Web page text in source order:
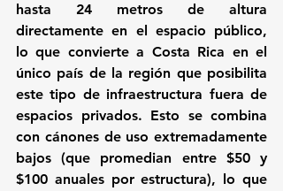
hasta 24 metros de altura
directamente en el espacio público,
lo que convierte a Costa Rica en el
único país de la región que posibilita
este tipo de infraestructura fuera de
espacios privados. Esto se combina
con cánones de uso extremadamente
bajos (que promedian entre $50 y
$100 anuales por estructura), lo que